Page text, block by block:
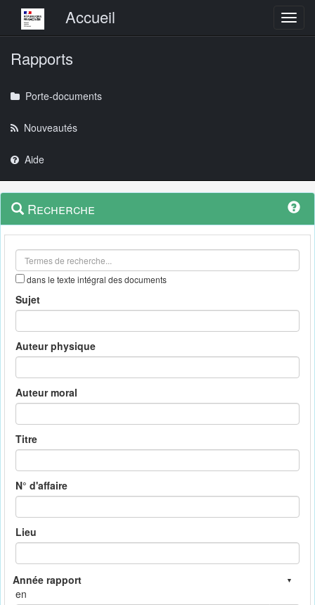
Menu principalAccueil
Rapports
Porte-documents
Nouveautés
Aide
Navigation
outils
Menu
contextuel
Recherche
dans le texte intégral des documents
Sujet
Auteur physique
Auteur moral
Titre
N° d'affaire
Lieu
en